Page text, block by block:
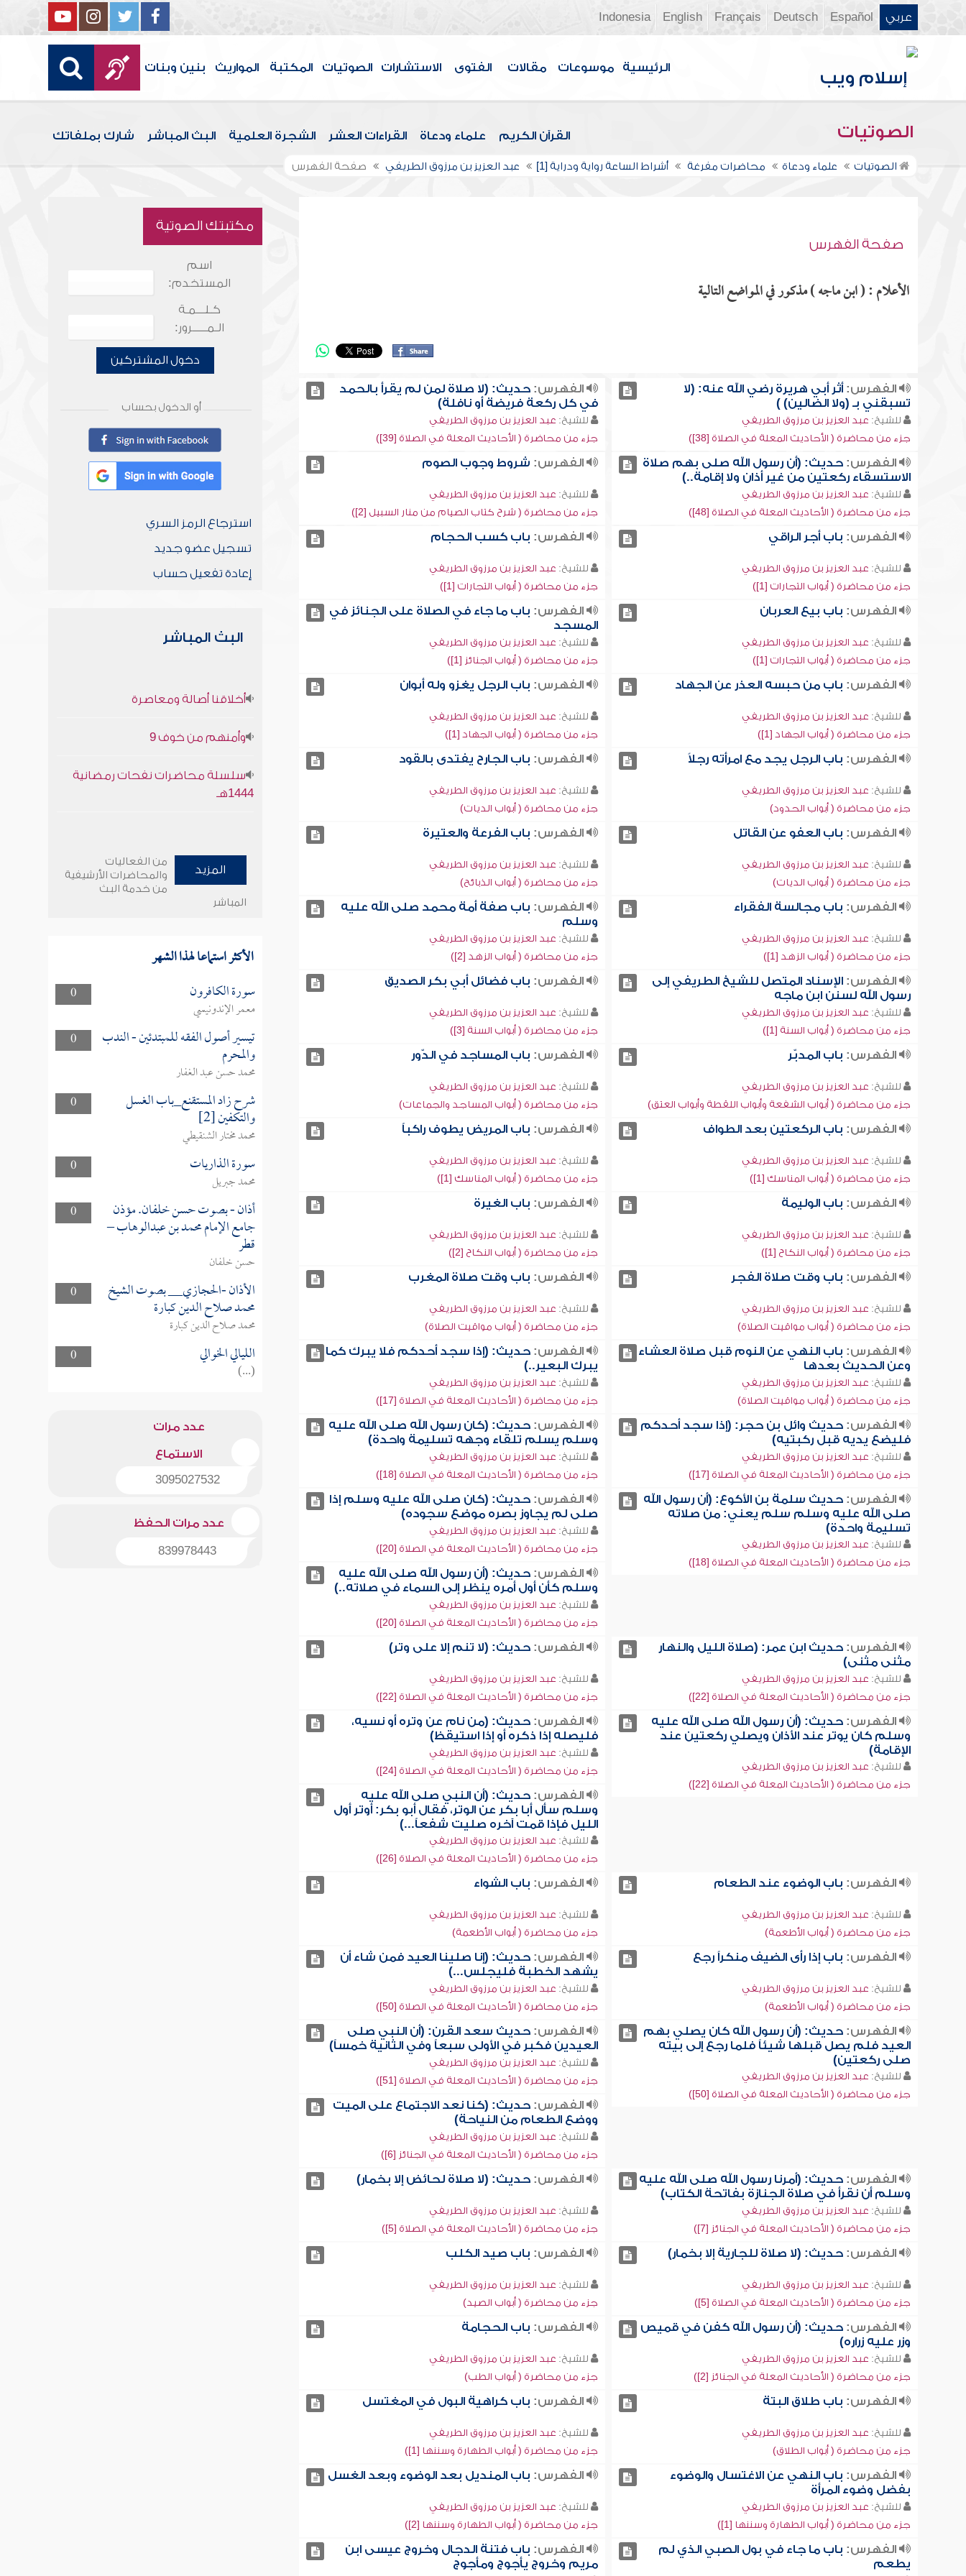
عربي Español
Deutsch
Français
English
Indonesia
الرئيسية موسوعات مقالات الفتوى الاستشارات الصوتيات المكتبة المواريث بنين وبنات
الصوتيات القرآن الكريم علماء ودعاة القراءات العشر الشجرة العلمية البث المباشر شارك بملفاتك
الصوتيات علماء ودعاة محاضرات مفرغة أشراط الساعة رواية ودراية [1] عبد العزيز بن مرزوق الطريفي صفحة الفهرس
صفحة الفهرس
الأعلام : ( ابن ماجه ) مذكور في المواضع التالية
الفهرس:أثر أبي هريرة رضي الله عنه: (لا
تسبقني بـ (ولا الضالين) )
للشيخ: عبد العزيز بن مرزوق الطريفي
جزء من محاضرة ( الأحاديث المعلة في الصلاة [38])
الفهرس: حديث: (لا صلاة لمن لم يقرأ بالحمد
في كل ركعة فريضة أو نافلة)
للشيخ: عبد العزيز بن مرزوق الطريفي
جزء من محاضرة ( الأحاديث المعلة في الصلاة [39])
الفهرس:حديث: (أن رسول الله صلى بهم صلاة
الاستسقاء ركعتين من غير أذان ولا إقامة..)
للشيخ: عبد العزيز بن مرزوق الطريفي
جزء من محاضرة ( الأحاديث المعلة في الصلاة [48])
الفهرس: شروط وجوب الصوم
للشيخ: عبد العزيز بن مرزوق الطريفي
جزء من محاضرة ( شرح كتاب الصيام من منار السبيل [2])
الفهرس: باب أجر الراقي
للشيخ: عبد العزيز بن مرزوق الطريفي
جزء من محاضرة ( أبواب التجارات [1])
الفهرس: باب كسب الحجام
للشيخ: عبد العزيز بن مرزوق الطريفي
جزء من محاضرة ( أبواب التجارات [1])
الفهرس: باب بيع العربان
للشيخ: عبد العزيز بن مرزوق الطريفي
جزء من محاضرة ( أبواب التجارات [1])
الفهرس: باب ما جاء في الصلاة على الجنائز في
المسجد
للشيخ: عبد العزيز بن مرزوق الطريفي
جزء من محاضرة ( أبواب الجنائز [1])
الفهرس: باب من حبسه العذر عن الجهاد
للشيخ: عبد العزيز بن مرزوق الطريفي
جزء من محاضرة ( أبواب الجهاد [1])
الفهرس: باب الرجل يغزو وله أبوان
للشيخ: عبد العزيز بن مرزوق الطريفي
جزء من محاضرة ( أبواب الجهاد [1])
الفهرس: باب الرجل يجد مع امرأته رجلاً
للشيخ: عبد العزيز بن مرزوق الطريفي
جزء من محاضرة ( أبواب الحدود)
الفهرس: باب الجارح يفتدى بالقود
للشيخ: عبد العزيز بن مرزوق الطريفي
جزء من محاضرة ( أبواب الديات)
الفهرس: باب العفو عن القاتل
للشيخ: عبد العزيز بن مرزوق الطريفي
جزء من محاضرة ( أبواب الديات)
الفهرس: باب الفرعة والعتيرة
للشيخ: عبد العزيز بن مرزوق الطريفي
جزء من محاضرة ( أبواب الذبائح)
الفهرس: باب مجالسة الفقراء
للشيخ: عبد العزيز بن مرزوق الطريفي
جزء من محاضرة ( أبواب الزهد [1])
الفهرس: باب صفة أمة محمد صلى الله عليه
وسلم
للشيخ: عبد العزيز بن مرزوق الطريفي
جزء من محاضرة ( أبواب الزهد [2])
الفهرس:الإسناد المتصل للشيخ الطريفي إلى
رسول الله لسنن ابن ماجه
للشيخ: عبد العزيز بن مرزوق الطريفي
جزء من محاضرة ( أبواب السنة [1])
الفهرس: باب فضائل أبي بكر الصديق
للشيخ: عبد العزيز بن مرزوق الطريفي
جزء من محاضرة ( أبواب السنة [3])
الفهرس: باب المدبّر
للشيخ: عبد العزيز بن مرزوق الطريفي
جزء من محاضرة ( أبواب الشفعة وأبواب اللقطة وأبواب العتق)
الفهرس: باب المساجد في الدّور
للشيخ: عبد العزيز بن مرزوق الطريفي
جزء من محاضرة ( أبواب المساجد والجماعات)
الفهرس: باب الركعتين بعد الطواف
للشيخ: عبد العزيز بن مرزوق الطريفي
جزء من محاضرة ( أبواب المناسك [1])
الفهرس: باب المريض يطوف راكباً
للشيخ: عبد العزيز بن مرزوق الطريفي
جزء من محاضرة ( أبواب المناسك [1])
الفهرس: باب الوليمة
للشيخ: عبد العزيز بن مرزوق الطريفي
جزء من محاضرة ( أبواب النكاح [1])
الفهرس: باب الغيرة
للشيخ: عبد العزيز بن مرزوق الطريفي
جزء من محاضرة ( أبواب النكاح [2])
الفهرس: باب وقت صلاة الفجر
للشيخ: عبد العزيز بن مرزوق الطريفي
جزء من محاضرة ( أبواب مواقيت الصلاة)
الفهرس: باب وقت صلاة المغرب
للشيخ: عبد العزيز بن مرزوق الطريفي
جزء من محاضرة ( أبواب مواقيت الصلاة)
الفهرس: باب النهي عن النوم قبل صلاة العشاء
وعن الحديث بعدها
للشيخ: عبد العزيز بن مرزوق الطريفي
جزء من محاضرة ( أبواب مواقيت الصلاة)
الفهرس: حديث: (إذا سجد أحدكم فلا يبرك كما
يبرك البعير..)
للشيخ: عبد العزيز بن مرزوق الطريفي
جزء من محاضرة ( الأحاديث المعلة في الصلاة [17])
الفهرس:حديث وائل بن حجر: (إذا سجد أحدكم
فليضع يديه قبل ركبتيه)
للشيخ: عبد العزيز بن مرزوق الطريفي
جزء من محاضرة ( الأحاديث المعلة في الصلاة [17])
الفهرس: حديث: (كان رسول الله صلى الله عليه
وسلم يسلم تلقاء وجهه تسليمة واحدة)
للشيخ: عبد العزيز بن مرزوق الطريفي
جزء من محاضرة ( الأحاديث المعلة في الصلاة [18])
الفهرس:حديث سلمة بن الأكوع: (أن رسول الله
صلى الله عليه وسلم سلم يعني: من صلاته
تسليمة واحدة)
للشيخ: عبد العزيز بن مرزوق الطريفي
جزء من محاضرة ( الأحاديث المعلة في الصلاة [18])
الفهرس: حديث: (كان صلى الله عليه وسلم إذا
صلى لم يجاوز بصره موضع سجوده)
للشيخ: عبد العزيز بن مرزوق الطريفي
جزء من محاضرة ( الأحاديث المعلة في الصلاة [20])
الفهرس: حديث: (أن رسول الله صلى الله عليه
وسلم كأن أول أمره ينظر إلى السماء في صلاته..)
للشيخ: عبد العزيز بن مرزوق الطريفي
جزء من محاضرة ( الأحاديث المعلة في الصلاة [20])
الفهرس:حديث ابن عمر: (صلاة الليل والنهار
مثنى مثنى)
للشيخ: عبد العزيز بن مرزوق الطريفي
جزء من محاضرة ( الأحاديث المعلة في الصلاة [22])
الفهرس: حديث: (لا تنم إلا على وتر)
للشيخ: عبد العزيز بن مرزوق الطريفي
جزء من محاضرة ( الأحاديث المعلة في الصلاة [22])
الفهرس:حديث: (أن رسول الله صلى الله عليه
وسلم كان يوتر عند الأذان ويصلي ركعتين عند
الإقامة)
للشيخ: عبد العزيز بن مرزوق الطريفي
جزء من محاضرة ( الأحاديث المعلة في الصلاة [22])
الفهرس: حديث: (من نام عن وتره أو نسيه،
فليصله إذا ذكره أو إذا استيقظ)
للشيخ: عبد العزيز بن مرزوق الطريفي
جزء من محاضرة ( الأحاديث المعلة في الصلاة [24])
الفهرس: حديث: (أن النبي صلى الله عليه
وسلم سأل أبا بكر عن الوتر، فقال أبو بكر: أوتر أول
الليل فإذا قمت آخره صليت شفعاً...)
للشيخ: عبد العزيز بن مرزوق الطريفي
جزء من محاضرة ( الأحاديث المعلة في الصلاة [26])
الفهرس: باب الوضوء عند الطعام
للشيخ: عبد العزيز بن مرزوق الطريفي
جزء من محاضرة ( أبواب الأطعمة)
الفهرس: باب الشواء
للشيخ: عبد العزيز بن مرزوق الطريفي
جزء من محاضرة ( أبواب الأطعمة)
الفهرس: باب إذا رأى الضيف منكراً رجع
للشيخ: عبد العزيز بن مرزوق الطريفي
جزء من محاضرة ( أبواب الأطعمة)
الفهرس: حديث: (إنا صلينا العيد فمن شاء أن
يشهد الخطبة فليجلس...)
للشيخ: عبد العزيز بن مرزوق الطريفي
جزء من محاضرة ( الأحاديث المعلة في الصلاة [50])
الفهرس:حديث: (أن رسول الله كان يصلي بهم
العيد فلم يصل قبلها شيئاً فلما رجع إلى بيته
صلى ركعتين)
للشيخ: عبد العزيز بن مرزوق الطريفي
جزء من محاضرة ( الأحاديث المعلة في الصلاة [50])
الفهرس: حديث سعد القرن: (أن النبي صلى
العيدين فكبر في الأولى سبعاً وفي الثانية خمساً)
للشيخ: عبد العزيز بن مرزوق الطريفي
جزء من محاضرة ( الأحاديث المعلة في الصلاة [51])
الفهرس: حديث: (كنا نعد الاجتماع على الميت
ووضع الطعام من النياحة)
للشيخ: عبد العزيز بن مرزوق الطريفي
جزء من محاضرة ( الأحاديث المعلة في الجنائز [6])
الفهرس:حديث: (أمرنا رسول الله صلى الله عليه
وسلم أن نقرأ في صلاة الجنازة بفاتحة الكتاب)
للشيخ: عبد العزيز بن مرزوق الطريفي
جزء من محاضرة ( الأحاديث المعلة في الجنائز [7])
الفهرس: حديث: (لا صلاة لحائض إلا بخمار)
للشيخ: عبد العزيز بن مرزوق الطريفي
جزء من محاضرة ( الأحاديث المعلة في الصلاة [5])
الفهرس:حديث: (لا صلاة للجارية إلا بخمار)
للشيخ: عبد العزيز بن مرزوق الطريفي
جزء من محاضرة ( الأحاديث المعلة في الصلاة [5])
الفهرس: باب صيد الكلب
للشيخ: عبد العزيز بن مرزوق الطريفي
جزء من محاضرة ( أبواب الصيد)
الفهرس:حديث: (أن رسول الله كفن في قميص
وزر عليه زراره)
للشيخ: عبد العزيز بن مرزوق الطريفي
جزء من محاضرة ( الأحاديث المعلة في الجنائز [2])
الفهرس: باب الحجامة
للشيخ: عبد العزيز بن مرزوق الطريفي
جزء من محاضرة ( أبواب الطب)
الفهرس: باب طلاق البتة
للشيخ: عبد العزيز بن مرزوق الطريفي
جزء من محاضرة ( أبواب الطلاق)
الفهرس: باب كراهية البول في المغتسل
للشيخ: عبد العزيز بن مرزوق الطريفي
جزء من محاضرة ( أبواب الطهارة وسننها [1])
الفهرس: باب النهي عن الاغتسال والوضوء
بفضل وضوء المرأة
للشيخ: عبد العزيز بن مرزوق الطريفي
جزء من محاضرة ( أبواب الطهارة وسننها [1])
الفهرس: باب المنديل بعد الوضوء وبعد الغسل
للشيخ: عبد العزيز بن مرزوق الطريفي
جزء من محاضرة ( أبواب الطهارة وسننها [2])
الفهرس: باب ما جاء في بول الصبي الذي لم
يطعم
الفهرس: باب فتنة الدجال وخروج عيسى ابن
مريم وخروج يأجوج ومأجوج
مكتبتك الصوتية
اسم
المستخدم:
كـلـــمـة
الـمـــــرور:
دخول المشتركين
أو الدخول بحساب
استرجاع الرمز السري
تسجيل عضو جديد
إعادة تفعيل حساب
البث المباشر
أخلاقنا أصالة ومعاصرة
وأمنهم من خوف 9
سلسلة محاضرات نفحات رمضانية
1444هـ
المزيد
من الفعاليات
والمحاضرات الأرشيفية
من خدمة البث
المباشر
الأكثر استماعا لهذا الشهر
0 سورة الكافرون
معمر الإندونيسي
0
تيسير أصول الفقه للمبتدئين - الندب
والمحرم
محمد حسن عبد الغفار
0
شرح زاد المستقنع_باب الغسل
والتكفين [2]
محمد مختار الشنقيطي
0
سورة الذاريات
محمد جبريل
0
أذان - بصوت حسن خلفان. مؤذن
جامع الإمام محمد بن عبدالوهاب –
قطر
حسن خلفان
0
الأذان -الحجازي__ بصوت الشيخ
محمد صلاح الدين كبارة
محمد صلاح الدين كبارة
0
الليالي الخوالي
(...)
عدد مرات
الاستماع
3095027532
عدد مرات الحفظ
839978443